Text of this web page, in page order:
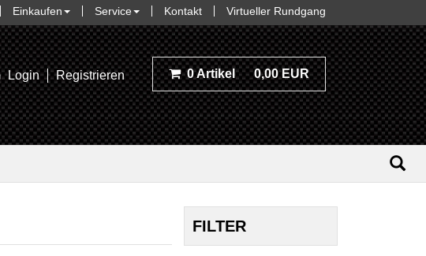
Einkaufen Service Kontakt Virtueller Rundgang
Login Registrieren 0 Artikel 0,00 EUR
FILTER